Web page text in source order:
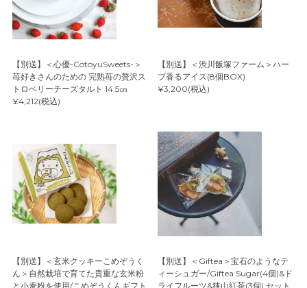
【別送】＜心優-CotoyuSweets-＞
苺好きさんのための 完熟苺の贅沢ス
トロベリーチーズタルト 14.5㎝
¥4,212(税込)
【別送】＜渋川飯塚ファーム＞ハー
ブ香るアイス(8個BOX)
¥3,200(税込)
【別送】＜玄米クッキーこめぞうく
ん＞自然栽培で育てた貴重な玄米粉
と小麦粉を使用/こめぞうくんギフト
【別送】＜Giftea＞宝石のようなテ
ィーシュガー/Giftea Sugar(4個)&ド
ライフルーツ&狭山紅茶(3個) セット